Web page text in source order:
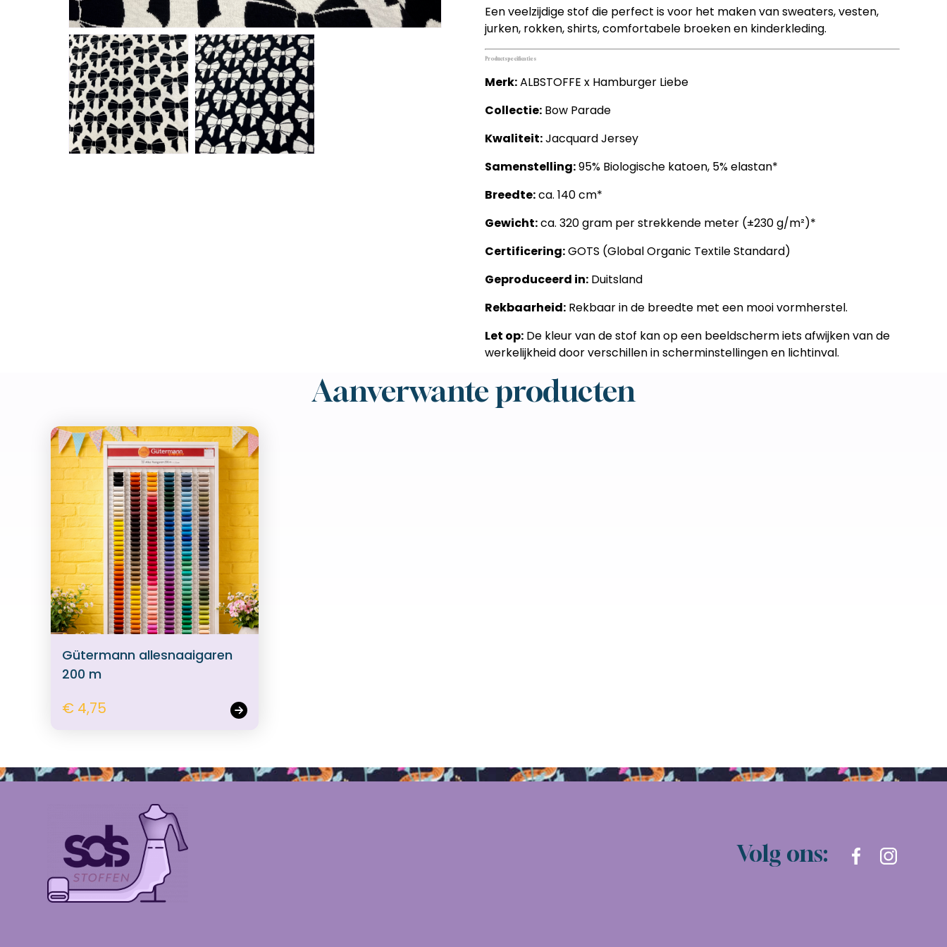
Een veelzijdige stof die perfect is voor het maken van sweaters, vesten,
jurken, rokken, shirts, comfortabele broeken en kinderkleding.
Productspecificaties
Merk:ALBSTOFFE x Hamburger Liebe
Collectie: Bow Parade
Kwaliteit:Jacquard Jersey
Samenstelling:95% Biologische katoen, 5% elastan*
Breedte:ca. 140 cm*
Gewicht:ca. 320 gram per strekkende meter (±230 g/m²)*
Certificering:GOTS (Global Organic Textile Standard)
Geproduceerd in: Duitsland
Rekbaarheid: Rekbaar in de breedte met een mooi vormherstel.
Let op: De kleur van de stof kan op een beeldscherm iets afwijken van de
werkelijkheid door verschillen in scherminstellingen en lichtinval.
Aanverwante producten
Gütermann allesnaaigaren
200 m
€ 4,75
Volg ons: